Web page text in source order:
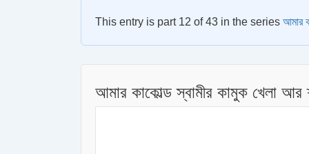
This entry is part 12 of 43 in the series আমার
আমার কাকোল্ড স্বামীর কামুক খেলা আর